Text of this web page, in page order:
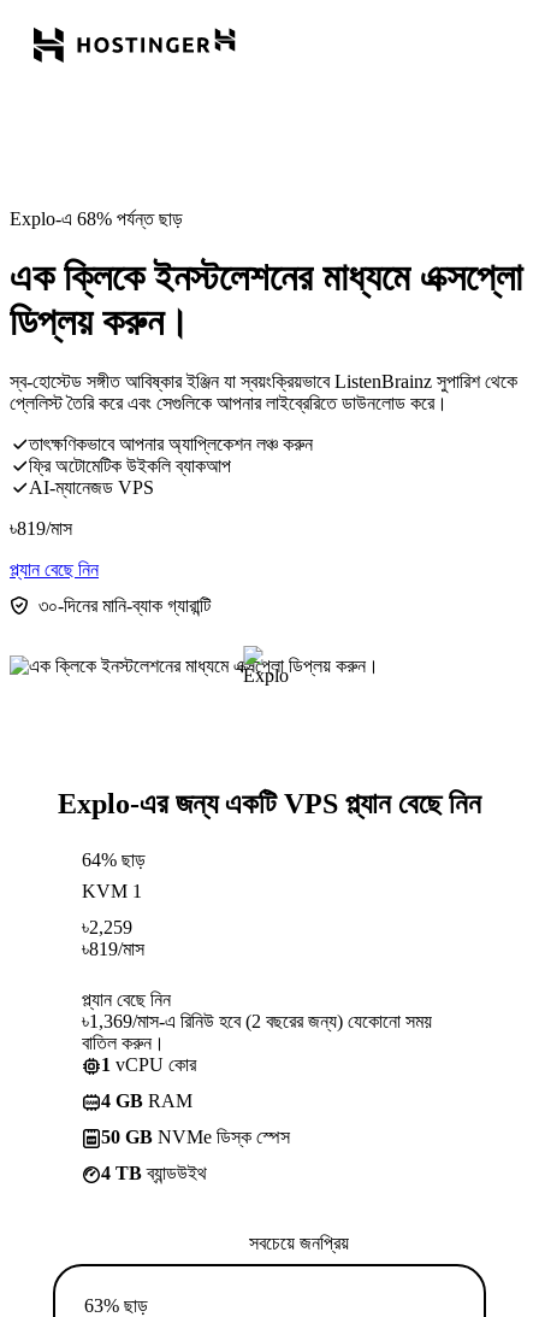
Explo-এ 68% পর্যন্ত ছাড়
এক ক্লিকে ইনস্টলেশনের মাধ্যমে এক্সপ্লো
ডিপ্লয় করুন।
স্ব-হোস্টেড সঙ্গীত আবিষ্কার ইঞ্জিন যা স্বয়ংক্রিয়ভাবে ListenBrainz সুপারিশ থেকে
প্লেলিস্ট তৈরি করে এবং সেগুলিকে আপনার লাইব্রেরিতে ডাউনলোড করে।
তাৎক্ষণিকভাবে আপনার অ্যাপ্লিকেশন লঞ্চ করুন
ফ্রি অটোমেটিক উইকলি ব্যাকআপ
AI-ম্যানেজড VPS
৳819/মাস
প্ল্যান বেছে নিন
৩০-দিনের মানি-ব্যাক গ্যারান্টি
Explo-এর জন্য একটি VPS প্ল্যান বেছে নিন
64% ছাড়
KVM 1
৳2,259
৳819/মাস
প্ল্যান বেছে নিন
৳1,369/মাস-এ রিনিউ হবে (2 বছরের জন্য) যেকোনো সময়
বাতিল করুন।
1 vCPU কোর
4 GB RAM
50 GB NVMe ডিস্ক স্পেস
4 TBব্যান্ডউইথ
সবচেয়ে জনপ্রিয়
63% ছাড়